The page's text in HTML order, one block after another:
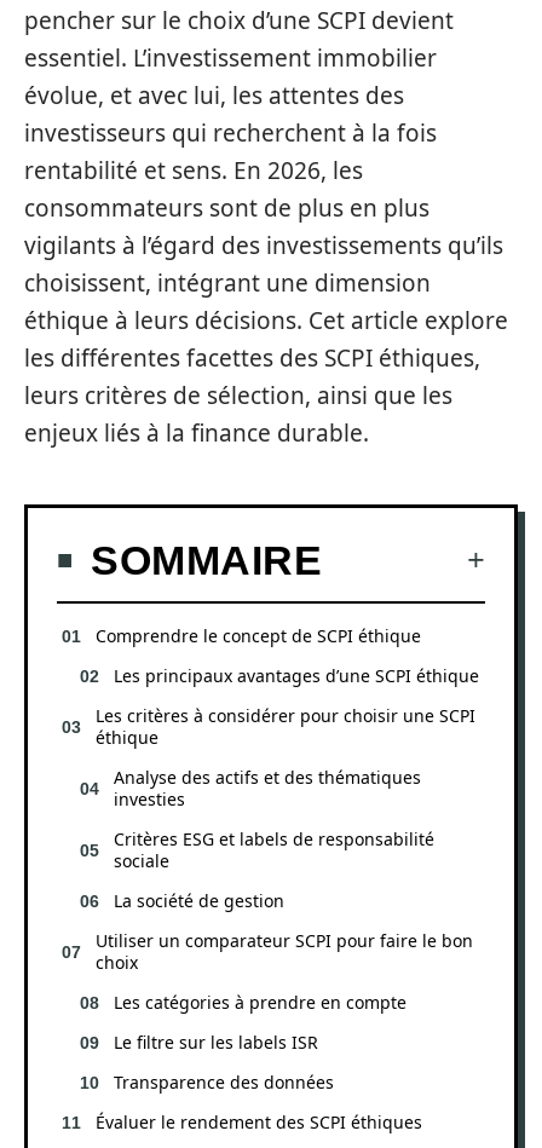
pencher sur le choix d’une SCPI devient
essentiel. L’investissement immobilier
évolue, et avec lui, les attentes des
investisseurs qui recherchent à la fois
rentabilité et sens. En 2026, les
consommateurs sont de plus en plus
vigilants à l’égard des investissements qu’ils
choisissent, intégrant une dimension
éthique à leurs décisions. Cet article explore
les différentes facettes des SCPI éthiques,
leurs critères de sélection, ainsi que les
enjeux liés à la finance durable.
SOMMAIRE
Comprendre le concept de SCPI éthique
Les principaux avantages d’une SCPI éthique
Les critères à considérer pour choisir une SCPI
éthique
Analyse des actifs et des thématiques
investies
Critères ESG et labels de responsabilité
sociale
La société de gestion
Utiliser un comparateur SCPI pour faire le bon
choix
Les catégories à prendre en compte
Le filtre sur les labels ISR
Transparence des données
Évaluer le rendement des SCPI éthiques